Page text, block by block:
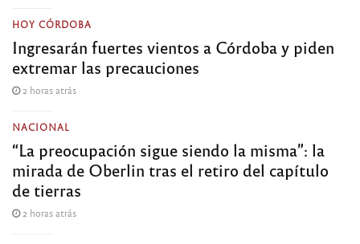
HOY CÓRDOBA
Ingresarán fuertes vientos a Córdoba y piden
extremar las precauciones
2 horas atrás
NACIONAL
“La preocupación sigue siendo la misma”: la
mirada de Oberlin tras el retiro del capítulo
de tierras
2 horas atrás